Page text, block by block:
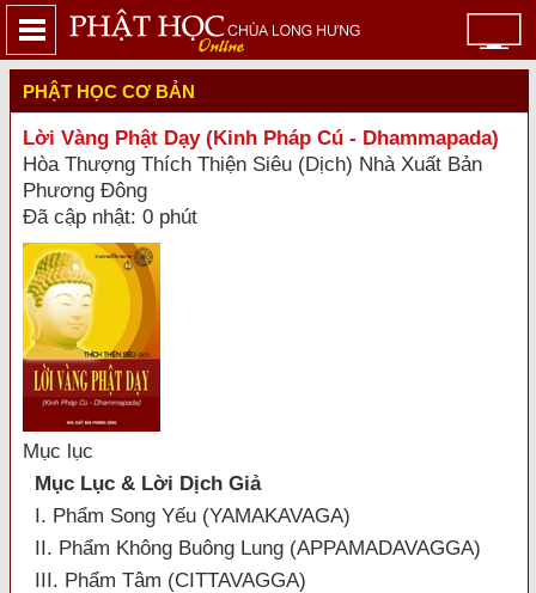
PHẬT HỌC CƠ BẢN
Lời Vàng Phật Dạy (Kinh Pháp Cú - Dhammapada)
Hòa Thượng Thích Thiện Siêu (Dịch) Nhà Xuất Bản
Phương Đông
Đã cập nhật: 0 phút
Mục lục
Mục Lục & Lời Dịch Giả
I. Phẩm Song Yếu (YAMAKAVAGA)
II. Phẩm Không Buông Lung (APPAMADAVAGGA)
III. Phẩm Tâm (CITTAVAGGA)